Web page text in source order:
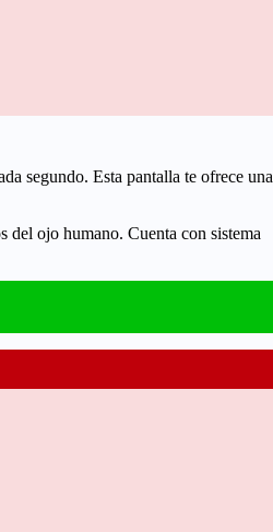
segundo. Esta pantalla te ofrece una
del ojo humano. Cuenta con sistema